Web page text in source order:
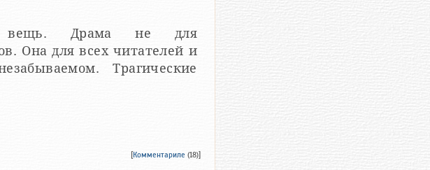
вещь. Драма не для
Она для всех читателей и
[Комментариле (18)]